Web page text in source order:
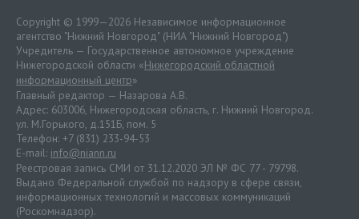
Copyright © 1999—2026 Независимое информационное
агентство "Нижний Новгород" (НИА "Нижний Новгород")
Учредитель — Государственное автономное учреждение
Нижегородской области «Нижегородский областной
информационный центр»
Главный редактор — Назарова А.В.
Адрес: 603006, Нижегородская область, г. Нижний Новгород.
ул. М.Горького, д.151Б, пом. 5
Телефон: +7 (831) 233-94-53
E-mail: info@niann.ru
Реестровая запись СМИ от 31.12.2020 ЭЛ № ФС 77 - 79798.
Выдано Федеральной службой по надзору в сфере связи,
информационных технологий и массовых коммуникаций
(Роскомнадзор).